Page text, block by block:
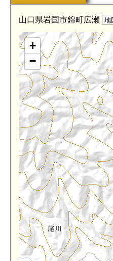
山口県岩国市錦町広瀬
+
−